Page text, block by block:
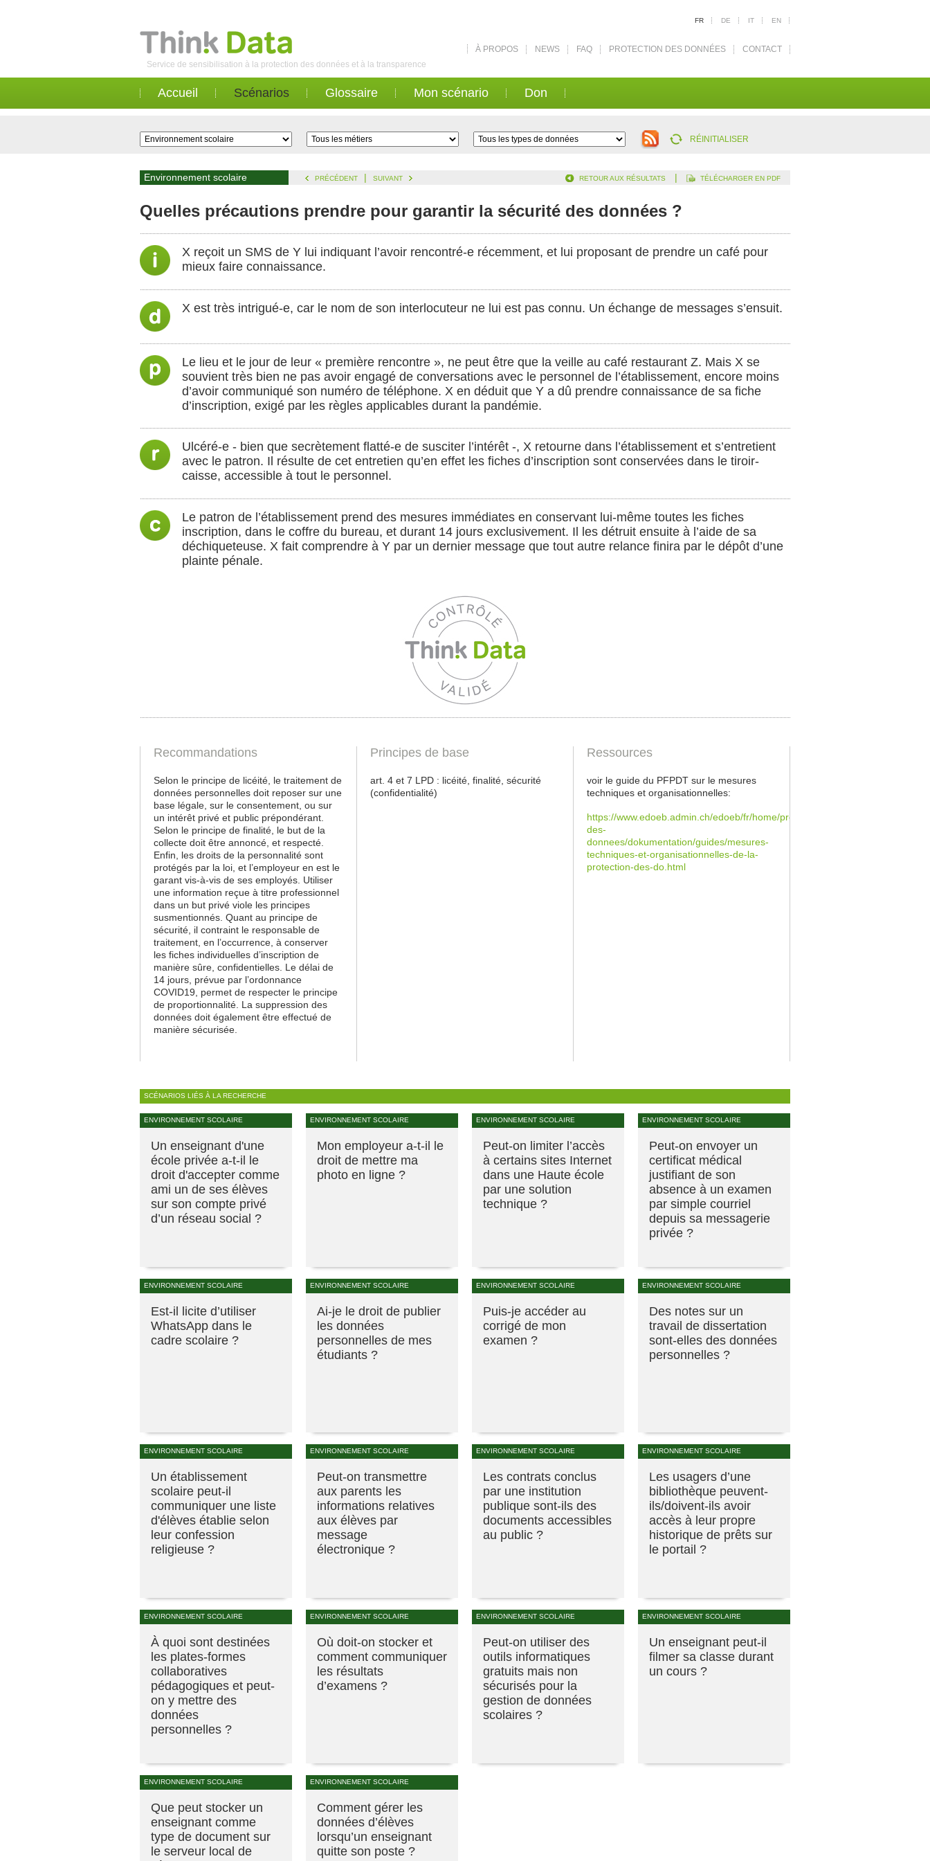
Service de sensibilisation à la protection des données et à la transparence
FR DE IT EN
À PROPOS NEWS FAQ PROTECTION DES DONNÉES CONTACT
Accueil Scénarios Glossaire Mon scénario Don
RÉINITIALISER
Environnement scolaire PRÉCÉDENT | SUIVANT RETOUR AUX RÉSULTATS | TÉLÉCHARGER EN PDF
Quelles précautions prendre pour garantir la sécurité des données ?
X reçoit un SMS de Y lui indiquant l’avoir rencontré-e récemment, et lui proposant de prendre un café pour
mieux faire connaissance.
X est très intrigué-e, car le nom de son interlocuteur ne lui est pas connu. Un échange de messages s’ensuit.
Le lieu et le jour de leur « première rencontre », ne peut être que la veille au café restaurant Z. Mais X se
souvient très bien ne pas avoir engagé de conversations avec le personnel de l’établissement, encore moins
d’avoir communiqué son numéro de téléphone. X en déduit que Y a dû prendre connaissance de sa fiche
d’inscription, exigé par les règles applicables durant la pandémie.
Ulcéré-e - bien que secrètement flatté-e de susciter l’intérêt -, X retourne dans l’établissement et s’entretient
avec le patron. Il résulte de cet entretien qu’en effet les fiches d’inscription sont conservées dans le tiroir-
caisse, accessible à tout le personnel.
Le patron de l’établissement prend des mesures immédiates en conservant lui-même toutes les fiches
inscription, dans le coffre du bureau, et durant 14 jours exclusivement. Il les détruit ensuite à l’aide de sa
déchiqueteuse. X fait comprendre à Y par un dernier message que tout autre relance finira par le dépôt d’une
plainte pénale.
Recommandations
Selon le principe de licéité, le traitement de
données personnelles doit reposer sur une
base légale, sur le consentement, ou sur
un intérêt privé et public prépondérant.
Selon le principe de finalité, le but de la
collecte doit être annoncé, et respecté.
Enfin, les droits de la personnalité sont
protégés par la loi, et l’employeur en est le
garant vis-à-vis de ses employés. Utiliser
une information reçue à titre professionnel
dans un but privé viole les principes
susmentionnés. Quant au principe de
sécurité, il contraint le responsable de
traitement, en l’occurrence, à conserver
les fiches individuelles d’inscription de
manière sûre, confidentielles. Le délai de
14 jours, prévue par l’ordonnance
COVID19, permet de respecter le principe
de proportionnalité. La suppression des
données doit également être effectué de
manière sécurisée.
Principes de base
art. 4 et 7 LPD : licéité, finalité, sécurité
(confidentialité)
Ressources
voir le guide du PFPDT sur le mesures
techniques et organisationnelles:
https://www.edoeb.admin.ch/edoeb/fr/home/protection-
des-
donnees/dokumentation/guides/mesures-
techniques-et-organisationnelles-de-la-
protection-des-do.html
SCÉNARIOS LIÉS À LA RECHERCHE
ENVIRONNEMENT SCOLAIRE
Un enseignant d'une
école privée a-t-il le
droit d'accepter comme
ami un de ses élèves
sur son compte privé
d’un réseau social ?
ENVIRONNEMENT SCOLAIRE
Mon employeur a-t-il le
droit de mettre ma
photo en ligne ?
ENVIRONNEMENT SCOLAIRE
Peut-on limiter l’accès
à certains sites Internet
dans une Haute école
par une solution
technique ?
ENVIRONNEMENT SCOLAIRE
Peut-on envoyer un
certificat médical
justifiant de son
absence à un examen
par simple courriel
depuis sa messagerie
privée ?
ENVIRONNEMENT SCOLAIRE
Est-il licite d’utiliser
WhatsApp dans le
cadre scolaire ?
ENVIRONNEMENT SCOLAIRE
Ai-je le droit de publier
les données
personnelles de mes
étudiants ?
ENVIRONNEMENT SCOLAIRE
Puis-je accéder au
corrigé de mon
examen ?
ENVIRONNEMENT SCOLAIRE
Des notes sur un
travail de dissertation
sont-elles des données
personnelles ?
ENVIRONNEMENT SCOLAIRE
Un établissement
scolaire peut-il
communiquer une liste
d'élèves établie selon
leur confession
religieuse ?
ENVIRONNEMENT SCOLAIRE
Peut-on transmettre
aux parents les
informations relatives
aux élèves par
message
électronique ?
ENVIRONNEMENT SCOLAIRE
Les contrats conclus
par une institution
publique sont-ils des
documents accessibles
au public ?
ENVIRONNEMENT SCOLAIRE
Les usagers d’une
bibliothèque peuvent-
ils/doivent-ils avoir
accès à leur propre
historique de prêts sur
le portail ?
ENVIRONNEMENT SCOLAIRE
À quoi sont destinées
les plates-formes
collaboratives
pédagogiques et peut-
on y mettre des
données
personnelles ?
ENVIRONNEMENT SCOLAIRE
Où doit-on stocker et
comment communiquer
les résultats
d’examens ?
ENVIRONNEMENT SCOLAIRE
Peut-on utiliser des
outils informatiques
gratuits mais non
sécurisés pour la
gestion de données
scolaires ?
ENVIRONNEMENT SCOLAIRE
Un enseignant peut-il
filmer sa classe durant
un cours ?
ENVIRONNEMENT SCOLAIRE
Que peut stocker un
enseignant comme
type de document sur
le serveur local de
ENVIRONNEMENT SCOLAIRE
Comment gérer les
données d’élèves
lorsqu’un enseignant
quitte son poste ?